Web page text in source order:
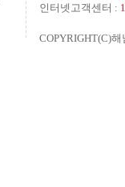
인터넷고객센터 :
COPYRIGHT(C)